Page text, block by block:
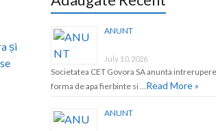
și
ANUNT
July 10, 2026
Societatea CET Govora SA anunta
forma de apa fierbinte si … Read More »
ANUNT